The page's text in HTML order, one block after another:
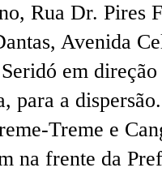
Rua Dr. Pires
Avenida
em
para a
Treme e
na frente da